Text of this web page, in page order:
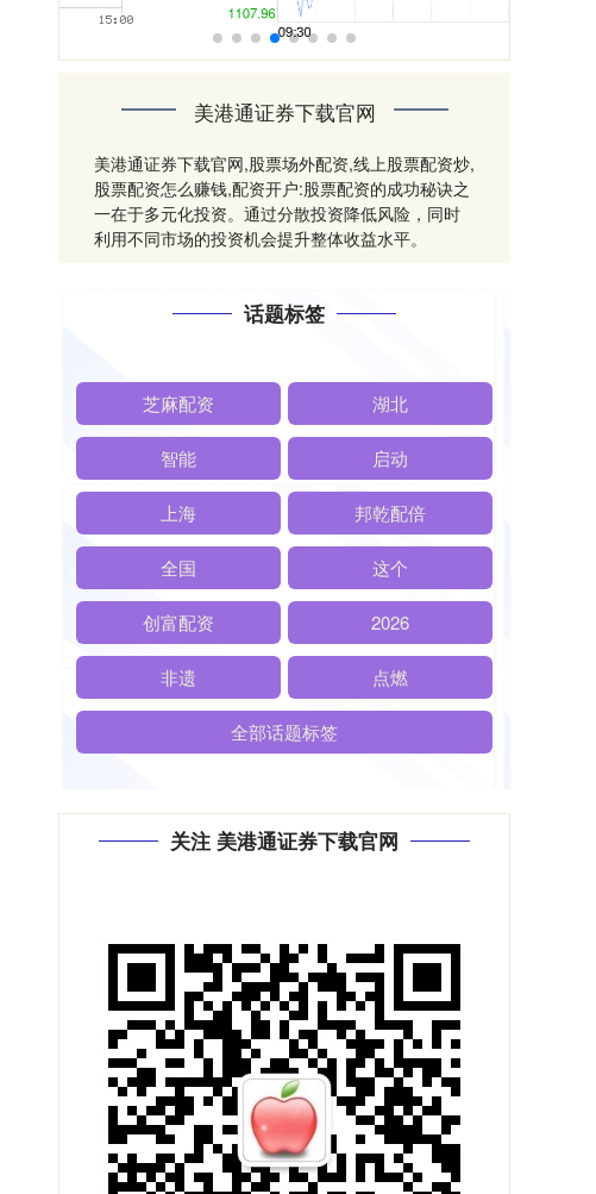
美港通证券下载官网
美港通证券下载官网,股票场外配资,线上股票配资炒,
股票配资怎么赚钱,配资开户:股票配资的成功秘诀之
一在于多元化投资。通过分散投资降低风险，同时
利用不同市场的投资机会提升整体收益水平。
话题标签
芝麻配资 湖北
智能 启动
上海 邦乾配倍
全国 这个
创富配资 2026
非遗 点燃
全部话题标签
关注 美港通证券下载官网